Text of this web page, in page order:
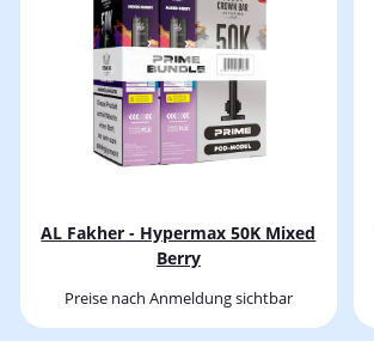
AL Fakher - Hypermax 50K Mixed
Berry
Preise nach Anmeldung sichtbar